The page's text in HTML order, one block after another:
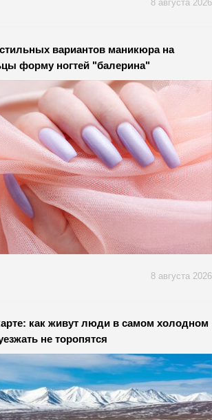
8 августа 2026
вариантов маникюра на
форму ногтей "балерина"
8 августа 2026
как живут люди в самом холодном
не торопятся